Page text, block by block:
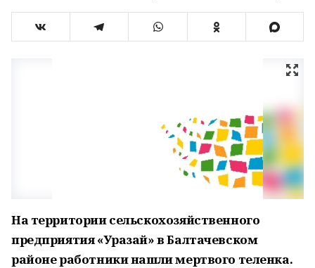
На территории сельскохозяйственного
предприятия «Уразай» в Балтачевском
районе работники нашли мертвого теленка.